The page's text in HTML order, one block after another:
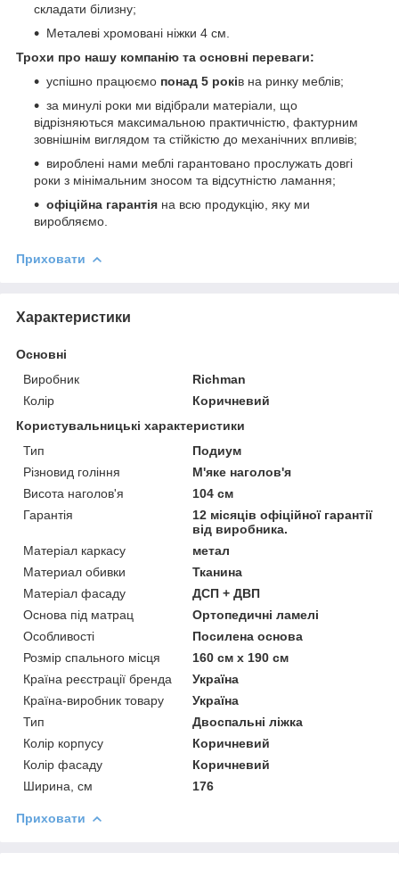
складати білизну;
Металеві хромовані ніжки 4 см.
Трохи про нашу компанію та основні переваги:
успішно працюємо понад 5 років на ринку меблів;
за минулі роки ми відібрали матеріали, що
відрізняються максимальною практичністю, фактурним
зовнішнім виглядом та стійкістю до механічних впливів;
вироблені нами меблі гарантовано прослужать довгі
роки з мінімальним зносом та відсутністю ламання;
офіційна гарантія на всю продукцію, яку ми
виробляємо.
Приховати
Характеристики
Основні
Виробник
Richman
Колір
Коричневий
Користувальницькі характеристики
Тип
Подиум
Різновид гоління
М'яке наголов'я
Висота наголов'я
104 см
Гарантія
12 місяців офіційної гарантії
від виробника.
Матеріал каркасу
метал
Материал обивки
Тканина
Матеріал фасаду
ДСП + ДВП
Основа під матрац
Ортопедичні ламелі
Особливості
Посилена основа
Розмір спального місця
160 см х 190 см
Країна реєстрації бренда
Україна
Країна-виробник товару
Україна
Тип
Двоспальні ліжка
Колір корпусу
Коричневий
Колір фасаду
Коричневий
Ширина, см
176
Приховати